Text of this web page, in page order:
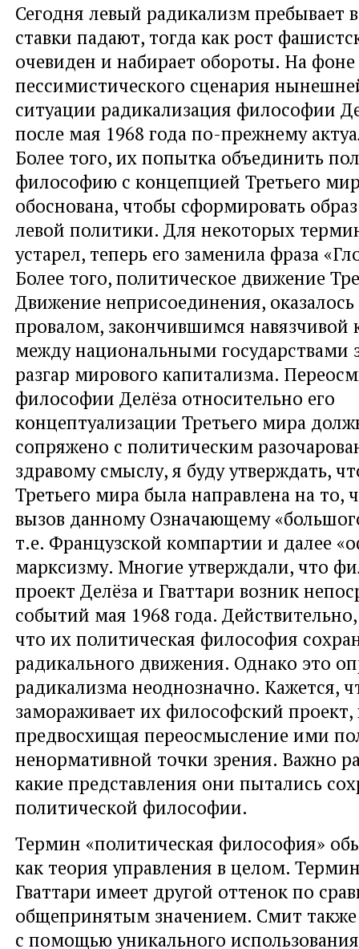
Сегодня левый радикализм пребывает
ставки падают, тогда как рост
очевиден и набирает обороты. На фоне
пессимистического сценария
ситуации радикализация философии
после мая 1968 года по-прежнему
Более того, их попытка объединить
философию с концепцией Третьего
обоснована, чтобы сформировать
левой политики. Для некоторых
устарел, теперь его заменила фраза
Более того, политическое движение
Движение неприсоединения,
провалом, закончившимся навязчивой
между национальными государствами
разгар мирового капитализма.
философии Делёза относительно его
концептуализации Третьего мира
сопряжено с политическим
здравому смыслу, я буду утверждать,
Третьего мира была направлена на то,
вызов данному Означающему
т.е. Французской компартии и далее
марксизму. Многие утверждали, что
проект Делёза и Гваттари возник
событий мая 1968 года.
что их политическая философия
радикального движения. Однако это
радикализма неоднозначно. Кажется,
замораживает их философский проект,
предвосхищая переосмысление ими
ненормативной точки зрения. Важно
какие представления они пытались
политической философии.
Термин «политическая философия»
как теория управления в целом.
Гваттари имеет другой оттенок по
общепринятым значением. Смит также
с помощью уникального